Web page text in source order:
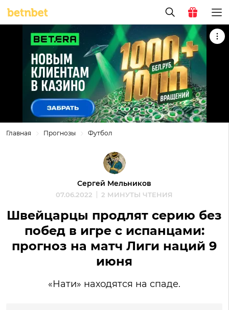
Главная Прогнозы Футбол
Сергей Мельников
07.06.2022 2 МИНУТЫ ЧТЕНИЯ
Швейцарцы продлят серию без
побед в игре с испанцами:
прогноз на матч Лиги наций 9
июня
«Нати» находятся на спаде.